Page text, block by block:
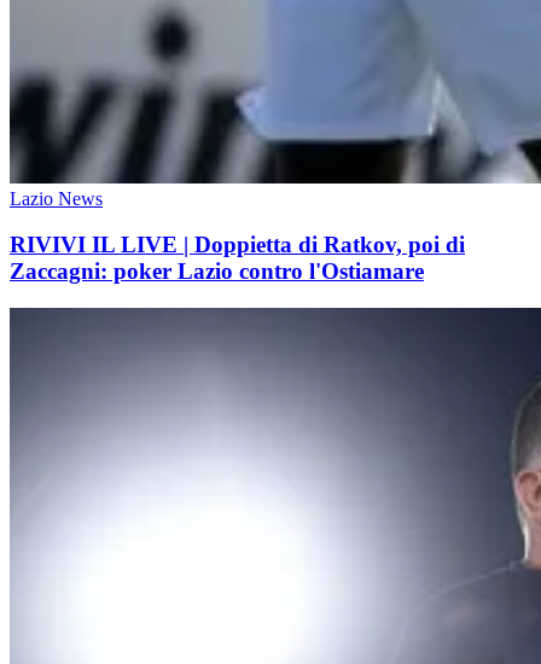
Lazio News
RIVIVI IL LIVE | Doppietta di Ratkov, poi di
Zaccagni: poker Lazio contro l'Ostiamare